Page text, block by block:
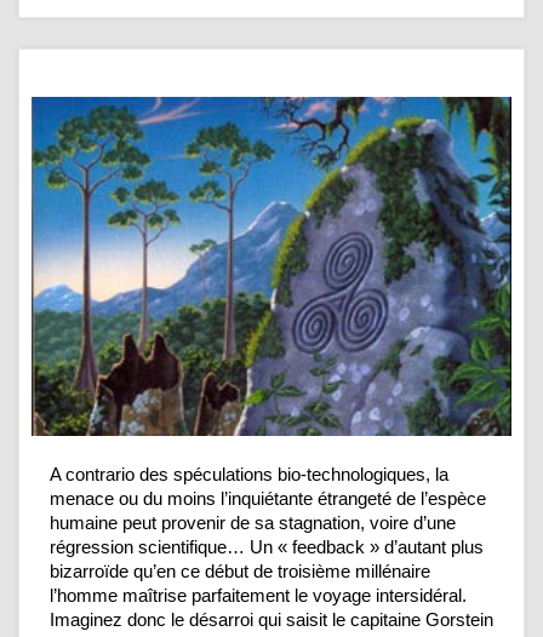
A contrario des spéculations bio-technologiques, la
menace ou du moins l’inquiétante étrangeté de l’espèce
humaine peut provenir de sa stagnation, voire d’une
régression scientifique… Un « feedback » d’autant plus
bizarroïde qu’en ce début de troisième millénaire
l’homme maîtrise parfaitement le voyage intersidéral.
Imaginez donc le désarroi qui saisit le capitaine Gorstein